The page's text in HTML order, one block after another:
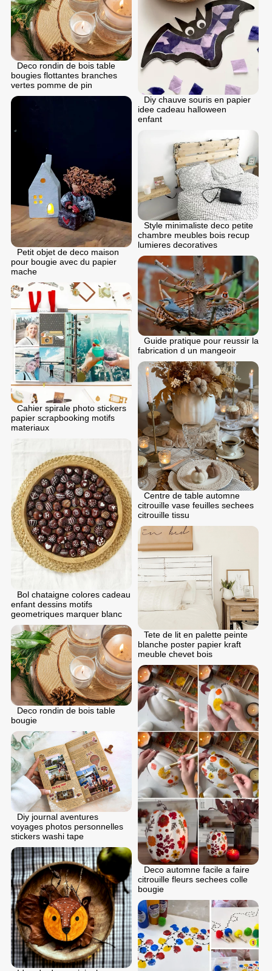
Diy chauve souris en papier
idee cadeau halloween
enfant
Deco rondin de bois table
bougies flottantes branches
vertes pomme de pin
Petit objet de deco maison
pour bougie avec du papier
mache
Style minimaliste deco petite
chambre meubles bois recup
lumieres decoratives
Guide pratique pour reussir la
fabrication d un mangeoir
Cahier spirale photo stickers
papier scrapbooking motifs
materiaux
Centre de table automne
citrouille vase feuilles sechees
citrouille tissu
Bol chataigne colores cadeau
enfant dessins motifs
geometriques marquer blanc
Tete de lit en palette peinte
blanche poster papier kraft
meuble chevet bois
Deco rondin de bois table
bougie
Deco automne facile a faire
citrouille fleurs sechees colle
bougie
Diy journal aventures
voyages photos personnelles
stickers washi tape